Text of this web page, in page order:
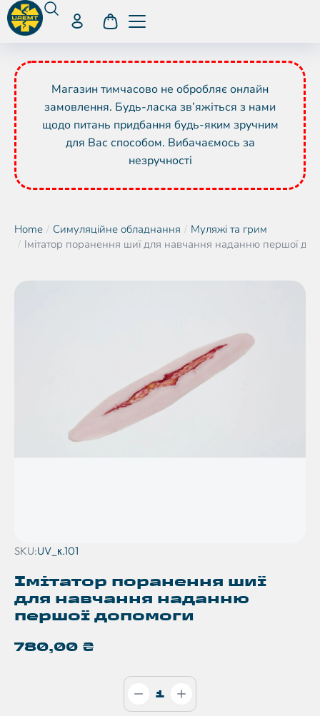
Магазин тимчасово не обробляє онлайн
замовлення. Будь-ласка зв’яжіться з нами
щодо питань придбання будь-яким зручним
для Вас способом. Вибачаємось за
незручності
You are here:
Home Симуляційне обладнання
Муляжі та грим
Імітатор поранення шиї для навчання наданню першої
SKU:UV_к.101
Імітатор поранення шиї
для навчання наданню
першої допомоги
780,00 ₴